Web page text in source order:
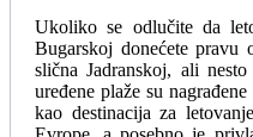
Ukoliko se odlučite da
Bugarskoj donećete
slična Jadranskoj, ali
uređene plaže su
kao destinacija za